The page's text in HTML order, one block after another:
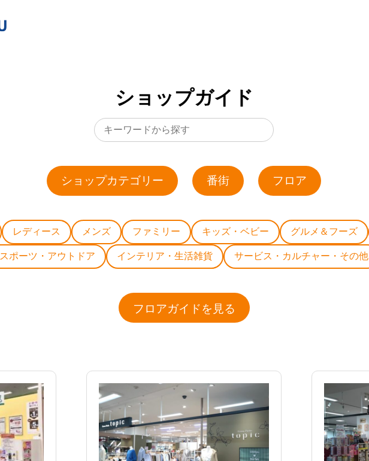
ショップガイド
ショップカテゴリー 番街 フロア
レディース メンズ ファミリー キッズ・ベビー グルメ＆フーズ
スポーツ・アウトドア インテリア・生活雑貨 サービス・カルチャー・その他
フロアガイドを見る